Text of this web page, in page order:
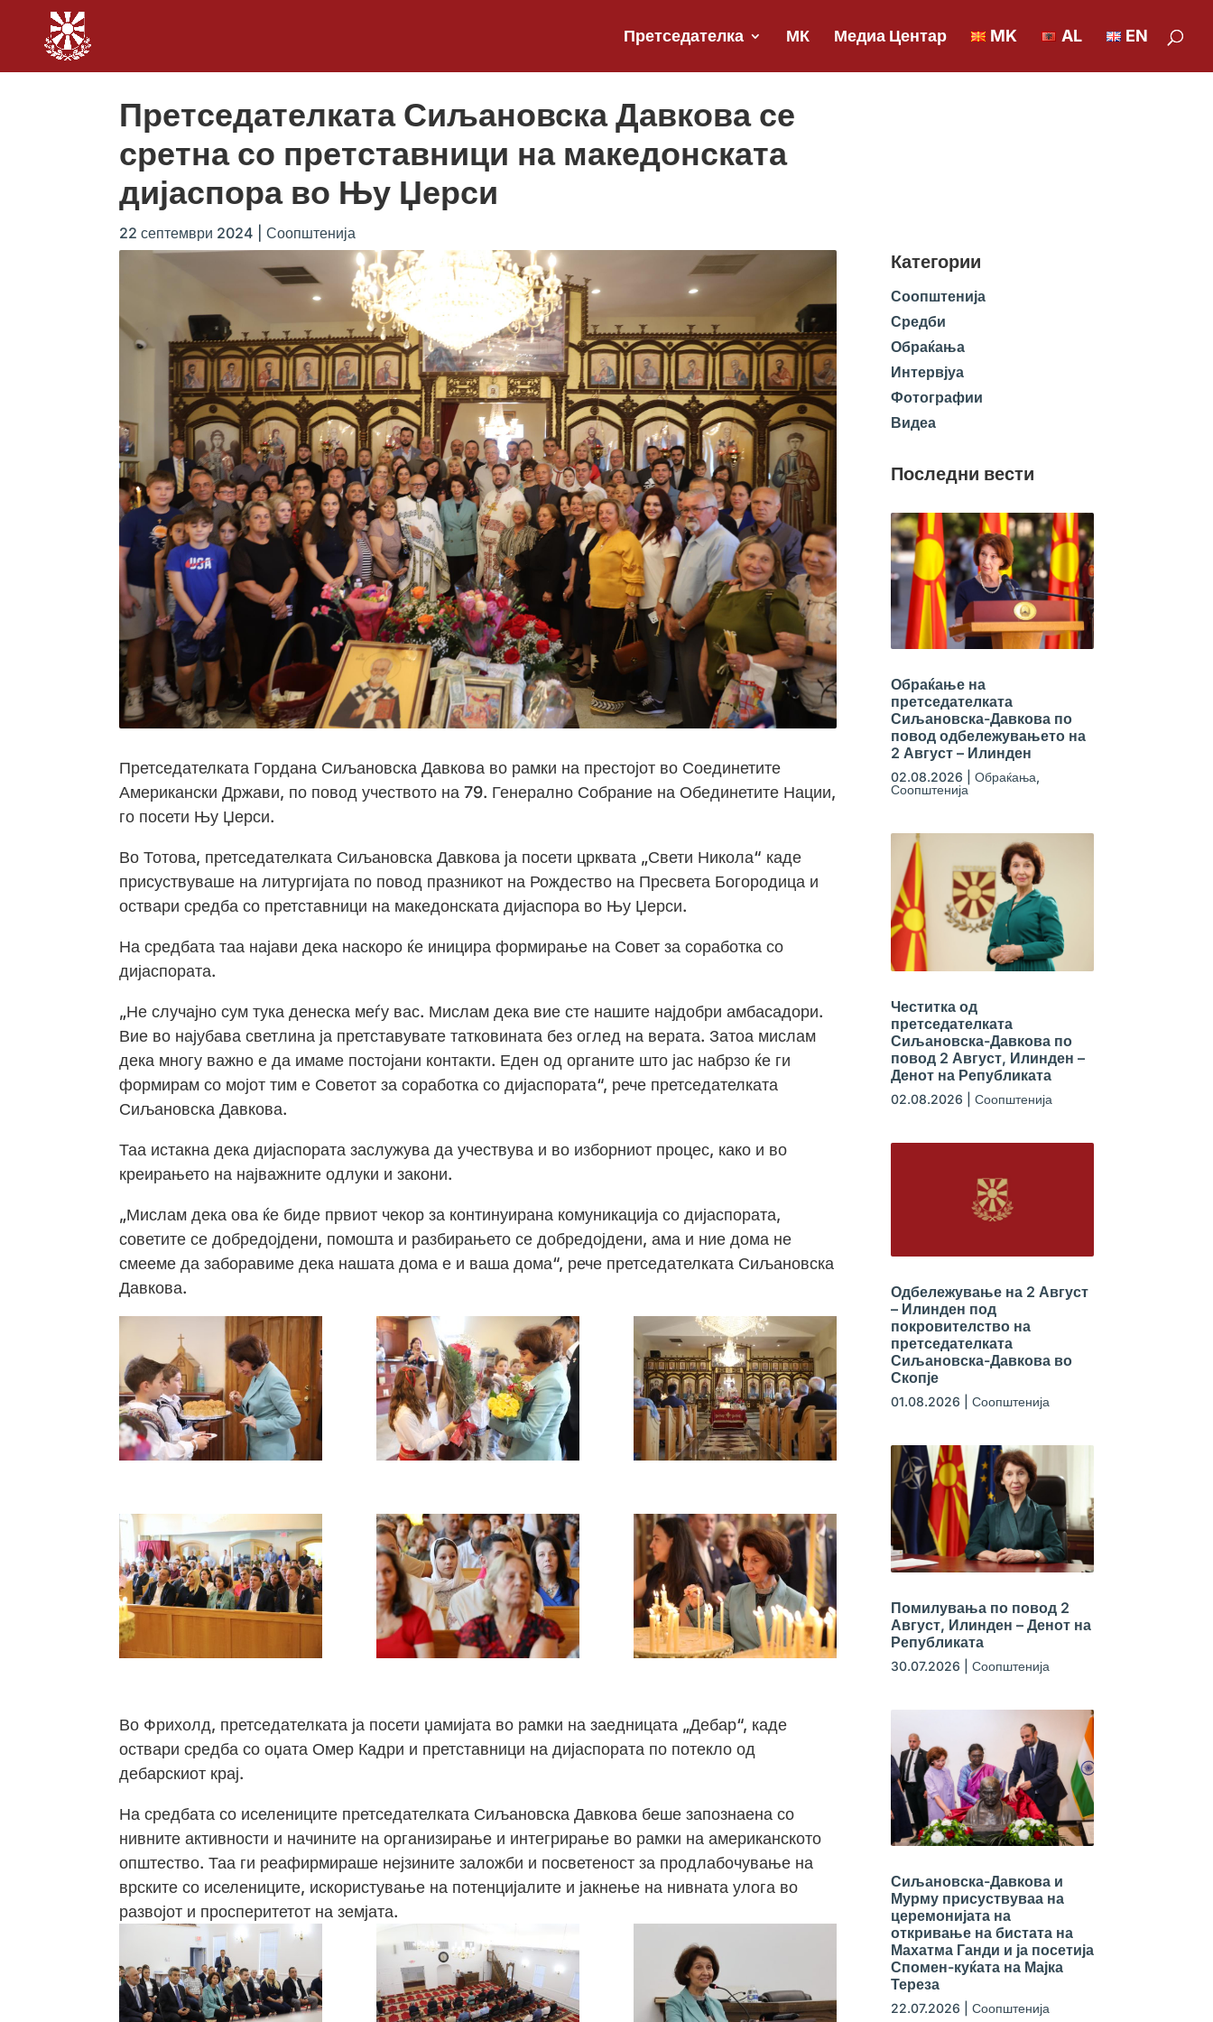
Претседателка МК Медиа Центар MK AL EN
Претседателката Сиљановска Давкова се
сретна со претставници на македонската
дијаспора во Њу Џерси
22 септември 2024 Соопштенија
Претседателката Гордана Сиљановска Давкова во рамки на престојот во Соединетите
Американски Држави, по повод учеството на 79. Генерално Собрание на Обединетите Нации,
го посети Њу Џерси.
Во Тотова, претседателката Сиљановска Давкова ја посети црквата „Свети Никола“ каде
присуствуваше на литургијата по повод празникот на Рождество на Пресвета Богородица и
оствари средба со претставници на македонската дијаспора во Њу Џерси.
На средбата таа најави дека наскоро ќе иницира формирање на Совет за соработка со
дијаспората.
„Не случајно сум тука денеска меѓу вас. Мислам дека вие сте нашите најдобри амбасадори.
Вие во најубава светлина ја претставувате татковината без оглед на верата. Затоа мислам
дека многу важно е да имаме постојани контакти. Еден од органите што јас набрзо ќе ги
формирам со мојот тим е Советот за соработка со дијаспората“, рече претседателката
Сиљановска Давкова.
Таа истакна дека дијаспората заслужува да учествува и во изборниот процес, како и во
креирањето на најважните одлуки и закони.
„Мислам дека ова ќе биде првиот чекор за континуирана комуникација со дијаспората,
советите се добредојдени, помошта и разбирањето се добредојдени, ама и ние дома не
смееме да заборавиме дека нашата дома е и ваша дома“, рече претседателката Сиљановска
Давкова.
Во Фрихолд, претседателката ја посети џамијата во рамки на заедницата „Дебар“, каде
оствари средба со оџата Омер Кадри и претставници на дијаспората по потекло од
дебарскиот крај.
На средбата со иселениците претседателката Сиљановска Давкова беше запознаена со
нивните активности и начините на организирање и интегрирање во рамки на американското
општество. Таа ги реафирмираше нејзините заложби и посветеност за продлабочување на
врските со иселениците, искористување на потенцијалите и јакнење на нивната улога во
развојот и просперитетот на земјата.
Категории
Соопштенија
Средби
Обраќања
Интервјуа
Фотографии
Видеа
Последни вести
Обраќање на
претседателката
Сиљановска-Давкова по
повод одбележувањето на
2 Август – Илинден
02.08.2026 Обраќања,
Соопштенија
Честитка од
претседателката
Сиљановска-Давкова по
повод 2 Август, Илинден –
Денот на Републиката
02.08.2026 Соопштенија
Одбележување на 2 Август
– Илинден под
покровителство на
претседателката
Сиљановска-Давкова во
Скопје
01.08.2026 Соопштенија
Помилувања по повод 2
Август, Илинден – Денот на
Републиката
30.07.2026 Соопштенија
Сиљановска-Давкова и
Мурму присуствуваа на
церемонијата на
откривање на бистата на
Махатма Ганди и ја посетија
Спомен-куќата на Мајка
Тереза
22.07.2026 Соопштенија